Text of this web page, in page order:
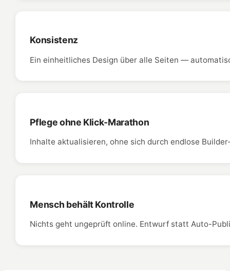
Konsistenz
Ein einheitliches Design über alle Seiten —
Pflege ohne Klick-Marathon
Inhalte aktualisieren, ohne sich durch endlose
Mensch behält Kontrolle
Nichts geht ungeprüft online. Entwurf statt Auto-